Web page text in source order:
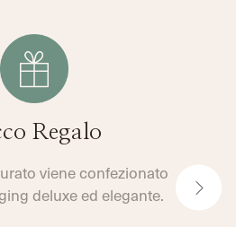
Regalo
viene confezionato
deluxe ed elegante.